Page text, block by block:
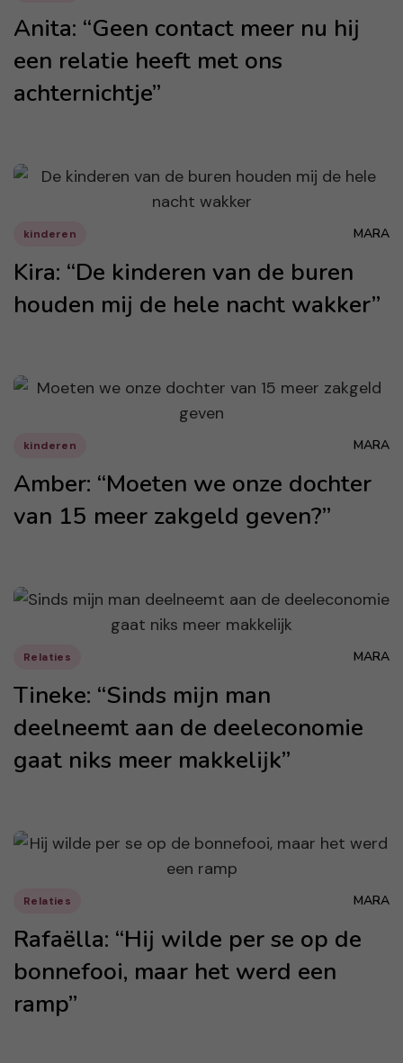
Anita: “Geen contact meer nu hij
een relatie heeft met ons
achternichtje”
kinderen MARA
Kira: “De kinderen van de buren
houden mij de hele nacht wakker”
kinderen MARA
Amber: “Moeten we onze dochter
van 15 meer zakgeld geven?”
Relaties MARA
Tineke: “Sinds mijn man
deelneemt aan de deeleconomie
gaat niks meer makkelijk”
Relaties MARA
Rafaëlla: “Hij wilde per se op de
bonnefooi, maar het werd een
ramp”